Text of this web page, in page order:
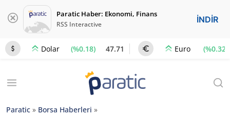
Paratic Haber: Ekonomi, Finans
RSS Interactive İNDİR
Dolar (%0.18) 47.71 Euro (%0.32)
Paratic » Borsa Haberleri »